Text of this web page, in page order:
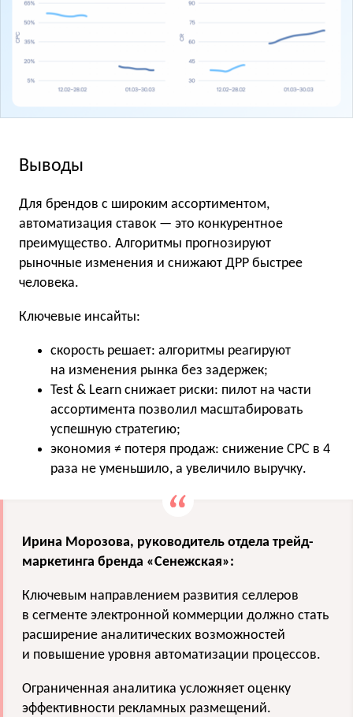
Выводы
Для брендов с широким ассортиментом,
автоматизация ставок — это конкурентное
преимущество. Алгоритмы прогнозируют
рыночные изменения и снижают ДРР быстрее
человека.
Ключевые инсайты:
скорость решает: алгоритмы реагируют
на изменения рынка без задержек;
Test & Learn снижает риски: пилот на части
ассортимента позволил масштабировать
успешную стратегию;
экономия ≠ потеря продаж: снижение CPC в 4
раза не уменьшило, а увеличило выручку.
Ирина Морозова, руководитель отдела трейд-
маркетинга бренда «Сенежская»:
Ключевым направлением развития селлеров
в сегменте электронной коммерции должно стать
расширение аналитических возможностей
и повышение уровня автоматизации процессов.
Ограниченная аналитика усложняет оценку
эффективности рекламных размещений.